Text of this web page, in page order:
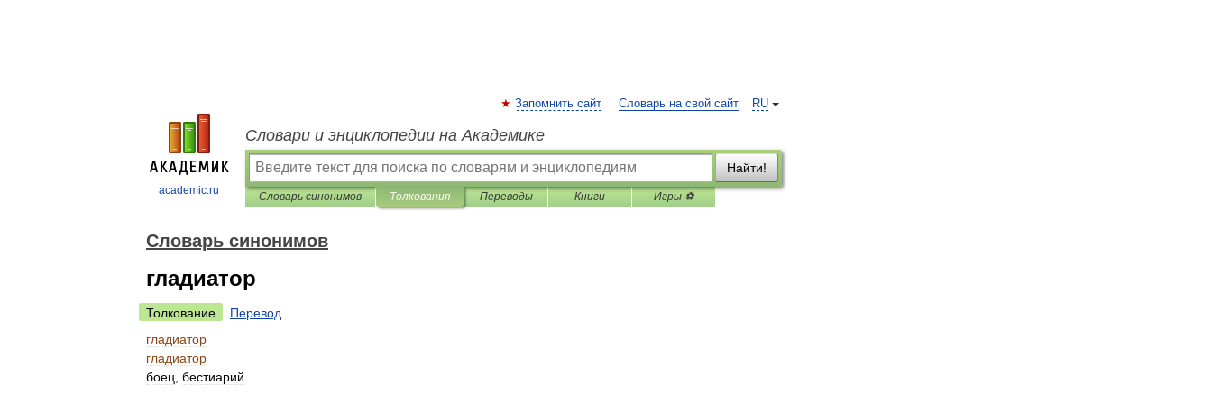
academic.ru
RU
Запомнить сайт Словарь на свой сайт
Словари и энциклопедии на Академике
Найти!
Словарь синонимов Толкования Переводы Книги Игры ⚽
Словарь синонимов
гладиатор
Толкование
Перевод
гладиатор
гладиатор
боец бестиарий